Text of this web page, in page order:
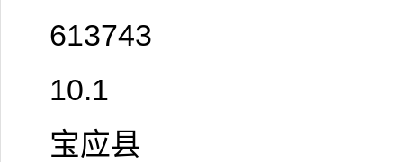
613743
10.1
宝应县